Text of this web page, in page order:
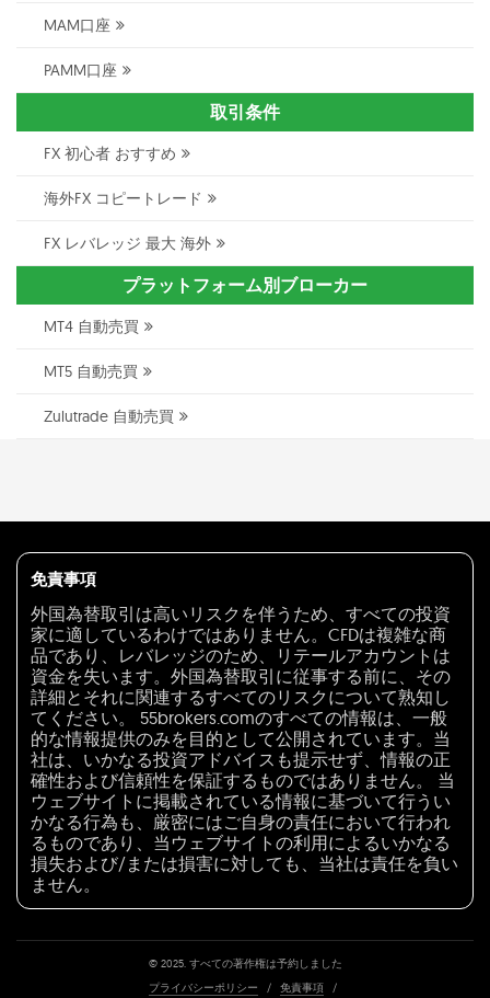
MAM口座
PAMM口座
取引条件
FX 初心者 おすすめ
海外FX コピートレード
FX レバレッジ 最大 海外
プラットフォーム別ブローカー
MT4 自動売買
MT5 自動売買
Zulutrade 自動売買
免責事項
外国為替取引は高いリスクを伴うため、すべての投資
家に適しているわけではありません。CFDは複雑な商
品であり、レバレッジのため、リテールアカウントは
資金を失います。外国為替取引に従事する前に、その
詳細とそれに関連するすべてのリスクについて熟知し
てください。 55brokers.comのすべての情報は、一般
的な情報提供のみを目的として公開されています。当
社は、いかなる投資アドバイスも提示せず、情報の正
確性および信頼性を保証するものではありません。 当
ウェブサイトに掲載されている情報に基づいて行うい
かなる行為も、厳密にはご自身の責任において行われ
るものであり、当ウェブサイトの利用によるいかなる
損失および/または損害に対しても、当社は責任を負い
ません。
© 2025. すべての著作権は予約しました
プライバシーポリシー
/ 免責事項 /